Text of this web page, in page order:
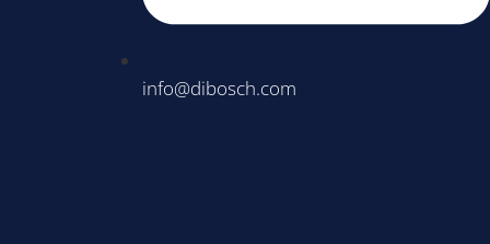
info@dibosch.com